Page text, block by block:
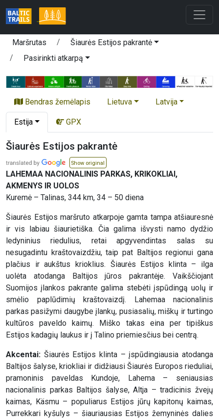
Maršrutas
Šiaurės Estijos pakrantė
Pasirinkti atkarpą
Bendras žemėlapis Lietuva Latvija
Estija GPX
Šiaurės Estijos pakrantė
Show original
LAHEMAA NACIONALINIS PARKAS, KRIKOKLIAI,
AKMENYS IR UOLOS
Kuremė – Talinas, 344 km, 34 – 50 diena
Šiaurės Estijos maršruto atkarpoje gamta tampa atšiauresnė
ir vis labiau šiaurietiška. Čia galima išvysti namo dydžio
ledyninius riedulius, retai apgyvendintas salas su
nesugadintu kraštovaizdžiu, taip pat Baltijos regionui gana
plačius ir aukštus krioklius. Šiaurės Estijos klinta – ilga
uolėta atodanga Baltijos jūros pakrantėje. Vaikščiojant
Suomijos įlankos pakrante galima stebėti įspūdingą uolų ir
smėlio paplūdimių kraštovaizdį. Lahemaa nacionalinis
parkas pasižymi daugybe įlankų, pusiasalių, miškų ir turtingo
kultūros paveldo kaimų. Miško takas eina per tipiškus
Estijos kadagių laukus ir į Talino priemiesčius bei centrą.
Akcentai: Šiaurės Estijos klinta – įspūdingiausia atodanga
Baltijos šalyse, kriokliai ir didžiausi Šiaurės Europos rieduliai,
pramoninis paveldas Kundoje, Lahema – seniausias
nacionalinis parkas Baltijos šalyse, Altja – tradicinis žvejų
kaimas, Käsmu – populiarus Estijos jūrų kapitonų kaimas,
Purrekkari kyšulys – šiauriausias Estijos žemyninės dalies